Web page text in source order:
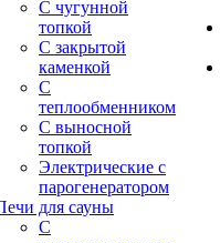
С чугунной
топкой
С закрытой
каменкой
С
теплообменником
С выносной
топкой
Электрические с
парогенератором
для сауны
С